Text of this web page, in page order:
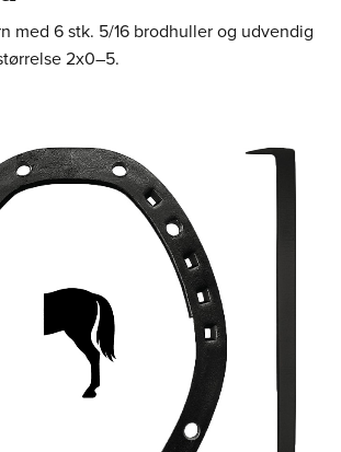
med 6 stk. 5/16 brodhuller og udvendig
2x0–5.